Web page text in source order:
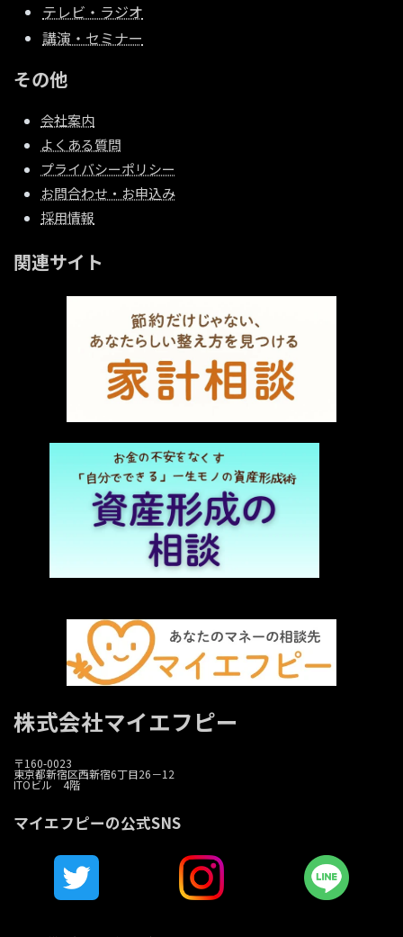
テレビ・ラジオ
講演・セミナー
その他
会社案内
よくある質問
プライバシーポリシー
お問合わせ・お申込み
採用情報
関連サイト
株式会社マイエフピー
〒160-0023
東京都新宿区西新宿6丁目26－12
ITOビル 4階
マイエフピーの公式SNS